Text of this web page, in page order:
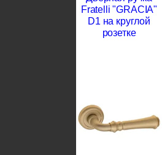
Fratelli "GRACIA"
D1 на круглой
розетке